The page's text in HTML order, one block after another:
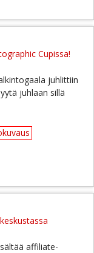
juhlittiin
juhlaan sillä
affiliate-